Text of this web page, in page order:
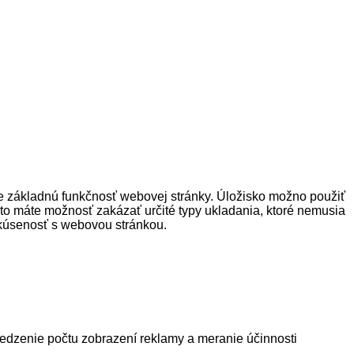
funkčnosť webovej stránky. Úložisko možno použiť
máte možnosť zakázať určité typy ukladania, ktoré nemusia
s webovou stránkou.
počtu zobrazení reklamy a meranie účinnosti